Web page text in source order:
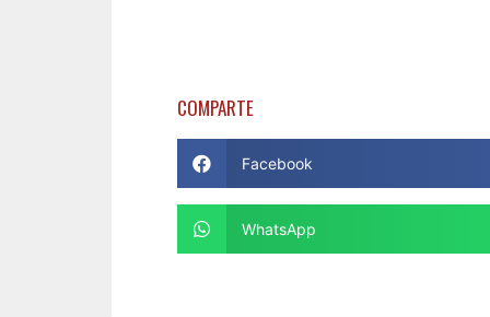
COMPARTE
Facebook
WhatsApp